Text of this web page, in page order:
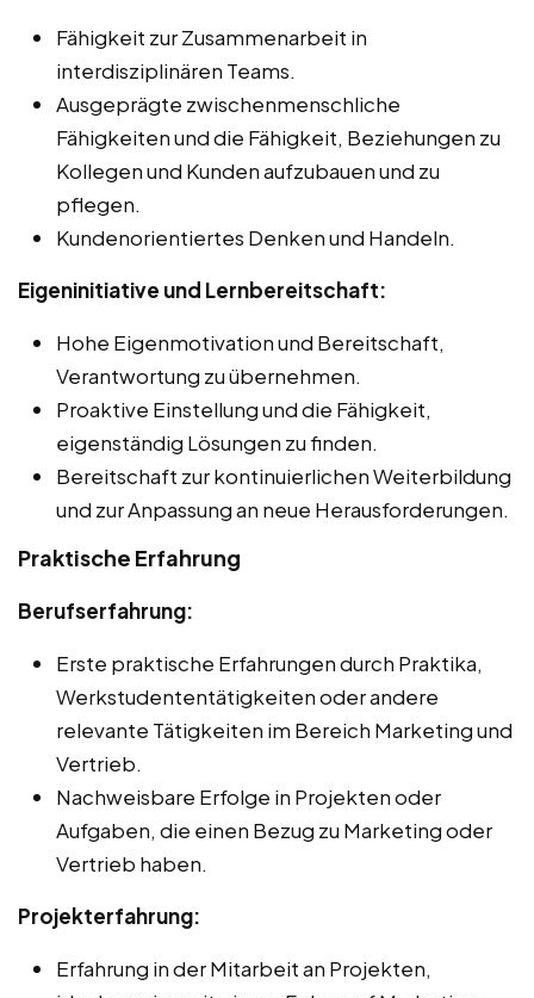
Fähigkeit zur Zusammenarbeit in
interdisziplinären Teams.
Ausgeprägte zwischenmenschliche
Fähigkeiten und die Fähigkeit, Beziehungen zu
Kollegen und Kunden aufzubauen und zu
pflegen.
Kundenorientiertes Denken und Handeln.
Eigeninitiative und Lernbereitschaft:
Hohe Eigenmotivation und Bereitschaft,
Verantwortung zu übernehmen.
Proaktive Einstellung und die Fähigkeit,
eigenständig Lösungen zu finden.
Bereitschaft zur kontinuierlichen Weiterbildung
und zur Anpassung an neue Herausforderungen.
Praktische Erfahrung
Berufserfahrung:
Erste praktische Erfahrungen durch Praktika,
Werkstudententätigkeiten oder andere
relevante Tätigkeiten im Bereich Marketing und
Vertrieb.
Nachweisbare Erfolge in Projekten oder
Aufgaben, die einen Bezug zu Marketing oder
Vertrieb haben.
Projekterfahrung:
Erfahrung in der Mitarbeit an Projekten,